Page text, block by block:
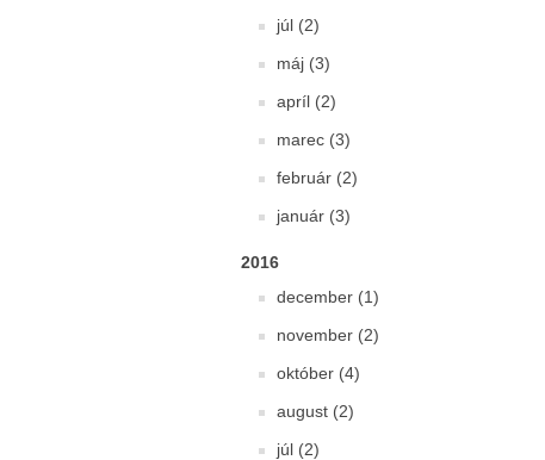
júl (2)
máj (3)
apríl (2)
marec (3)
február (2)
január (3)
2016
december (1)
november (2)
október (4)
august (2)
júl (2)